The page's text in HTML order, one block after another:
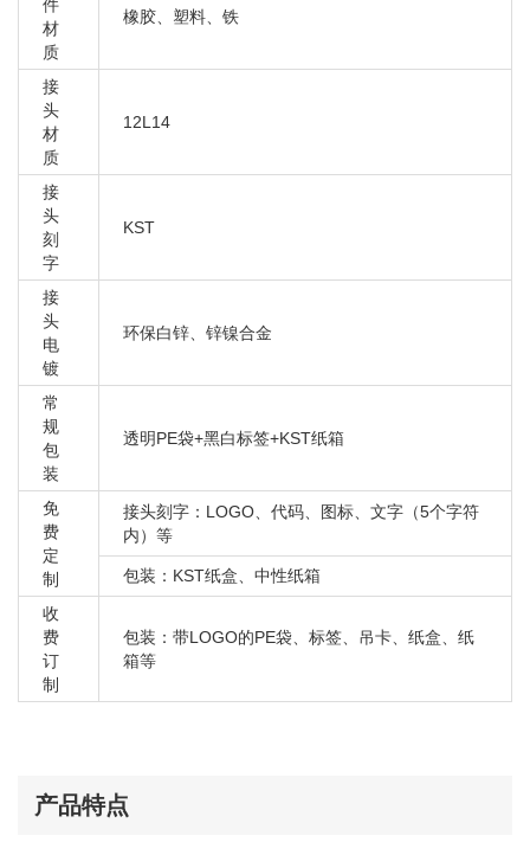
件
材
质
橡胶、塑料、铁
接
头
材
质
12L14
接
头
刻
字
KST
接
头
电
镀
环保白锌、锌镍合金
常
规
包
装
透明PE袋+黑白标签+KST纸箱
免
费
定
制
接头刻字：LOGO、代码、图标、文字（5个字符
内）等
包装：KST纸盒、中性纸箱
收
费
订
制
包装：带LOGO的PE袋、标签、吊卡、纸盒、纸
箱等
产品特点